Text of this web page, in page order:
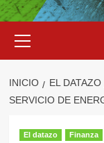
primario
INICIO EL DATAZO
SERVICIO DE
El datazo Finanza